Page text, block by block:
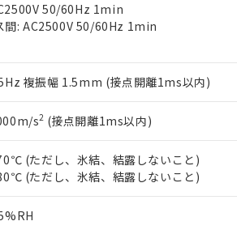
50/60Hz 1min
間: AC2500V 50/60Hz 1min
複振幅 1.5mm (接点開離1ms以内)
s2 (接点開離1ms以内)
(ただし、氷結、結露しないこと)
(ただし、氷結、結露しないこと)
の共同利用者とは、"個人情報の共同利用に
証明書をダウンロードすることができます
（10物質）の非含有証明書
有証明書（当社基準）
発行日時点で非含有を証明するもので、
指令のフタル酸エステル類４物質の対応
から備考欄に対応日を記載しておりました
ります。